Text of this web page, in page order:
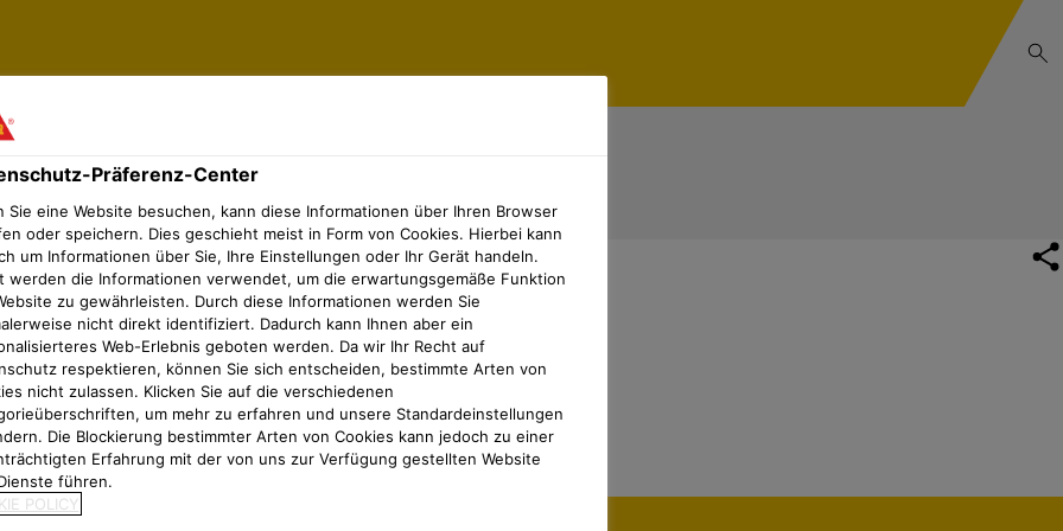
so schnell als möglich zu beantworten.
Präferenz-Center
Sie eine Website besuchen, kann diese Informationen über Ihren Browser
oder speichern. Dies geschieht meist in Form von Cookies. Hierbei kann
um Informationen über Sie, Ihre Einstellungen oder Ihr Gerät handeln.
werden die Informationen verwendet, um die erwartungsgemäße Funktion
zu gewährleisten. Durch diese Informationen werden Sie
nicht direkt identifiziert. Dadurch kann Ihnen aber ein
Web-Erlebnis geboten werden. Da wir Ihr Recht auf
respektieren, können Sie sich entscheiden, bestimmte Arten von
nicht zulassen. Klicken Sie auf die verschiedenen
um mehr zu erfahren und unsere Standardeinstellungen
Die Blockierung bestimmter Arten von Cookies kann jedoch zu einer
Erfahrung mit der von uns zur Verfügung gestellten Website
führen.
POLICY